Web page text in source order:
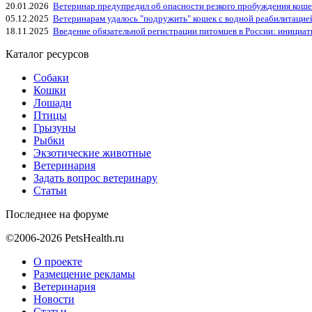
20.01.2026 Ветеринар предупредил об опасности резкого пробуждения
05.12.2025 Ветеринарам удалось "подружить" кошек с водной
18.11.2025 Введение обязательной регистрации питомцев в России:
Каталог ресурсов
Собаки
Кошки
Лошади
Птицы
Грызуны
Рыбки
Экзотические животные
Ветеринария
Задать вопрос ветеринару
Статьи
Последнее на форуме
©2006-2026 PetsHealth.ru
О проекте
Размещение рекламы
Ветеринария
Новости